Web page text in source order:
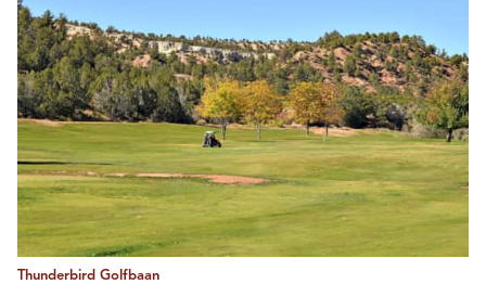
Thunderbird Golfbaan